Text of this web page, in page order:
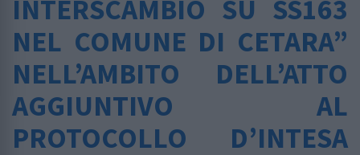
INTERSCAMBIO SU SS163
NEL COMUNE DI CETARA”
NELL’AMBITO DELL’ATTO
AGGIUNTIVO AL
PROTOCOLLO D’INTESA